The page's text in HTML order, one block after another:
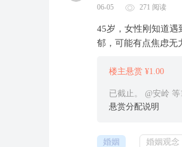
06-05 271 阅读
45岁，女性刚知道遇
郁，可能有点焦虑无
楼主悬赏 ¥1.00
已截止。 @安岭
悬赏分配说明
婚姻 婚姻观念